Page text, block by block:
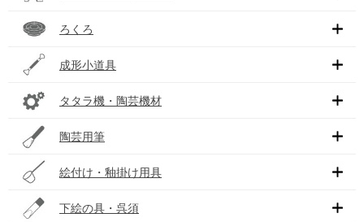
ろくろ
成形小道具
タタラ機・陶芸機材
陶芸用筆
絵付け・釉掛け用具
下絵の具・呉須